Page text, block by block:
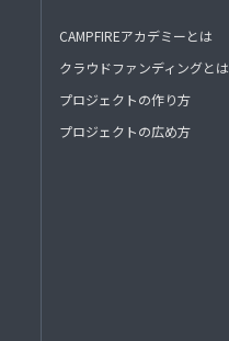
CAMPFIREアカデミーとは
クラウドファンディングとは
プロジェクトの作り方
プロジェクトの広め方